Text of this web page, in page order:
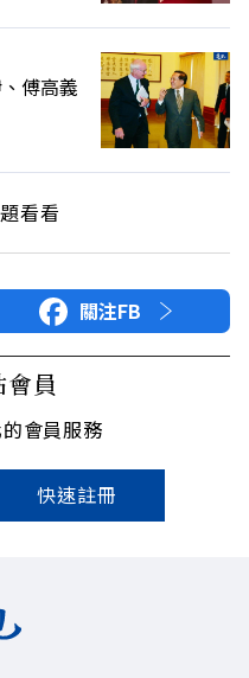
傅高義
看看
關注FB
員
會員服務
快速註冊